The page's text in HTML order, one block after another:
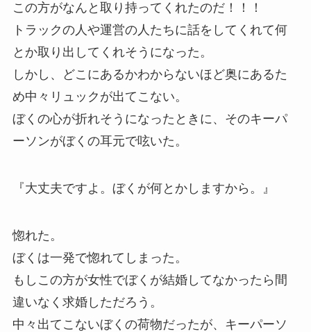
この方がなんと取り持ってくれたのだ！！！
トラックの人や運営の人たちに話をしてくれて何
とか取り出してくれそうになった。
しかし、どこにあるかわからないほど奥にあるた
め中々リュックが出てこない。
ぼくの心が折れそうになったときに、そのキーパ
ーソンがぼくの耳元で呟いた。
『大丈夫ですよ。ぼくが何とかしますから。』
惚れた。
ぼくは一発で惚れてしまった。
もしこの方が女性でぼくが結婚してなかったら間
違いなく求婚しただろう。
中々出てこないぼくの荷物だったが、キーパーソ